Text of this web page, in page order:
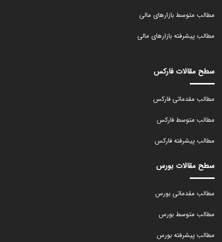
مطالب متوسط بازارهای مالی
مطالب پیشرفته بازارهای مالی
سطح مقالات فارکس
مطالب مقدماتی فارکس
مطالب متوسط فارکس
مطالب پیشرفته فارکس
سطح مقالات بورس
مطالب مقدماتی بورس
مطالب متوسط بورس
مطالب پیشرفته بورس